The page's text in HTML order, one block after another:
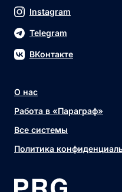
Instagram
Telegram
ВКонтакте
О нас
Работа в «Параграф»
Все системы
Политика